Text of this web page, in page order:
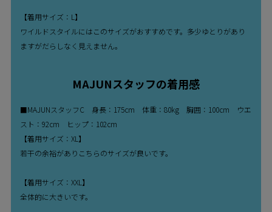
【着用サイズ：L】
ワイルドスタイルにはこのサイズがおすすめです。多少ゆとりがあり
ますがだらしなく見えません。
MAJUNスタッフの着用感
■MAJUNスタッフC 身長：175cm 体重：80kg 胸囲：100cm ウエ
スト：92cm ヒップ：102cm
【着用サイズ：XL】
若干の余裕がありこちらのサイズが良いです。
【着用サイズ：XXL】
全体的に大きいです。